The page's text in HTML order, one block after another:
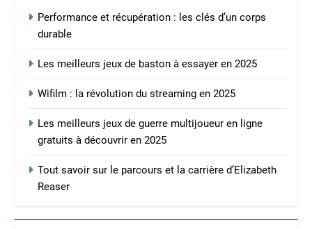
Performance et récupération : les clés d’un corps
durable
Les meilleurs jeux de baston à essayer en 2025
Wifilm : la révolution du streaming en 2025
Les meilleurs jeux de guerre multijoueur en ligne
gratuits à découvrir en 2025
Tout savoir sur le parcours et la carrière d’Elizabeth
Reaser